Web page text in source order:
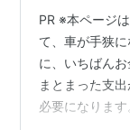
PR ※本ページ
て、車が手狭
に、いちばん
まとまった支
必要になりま